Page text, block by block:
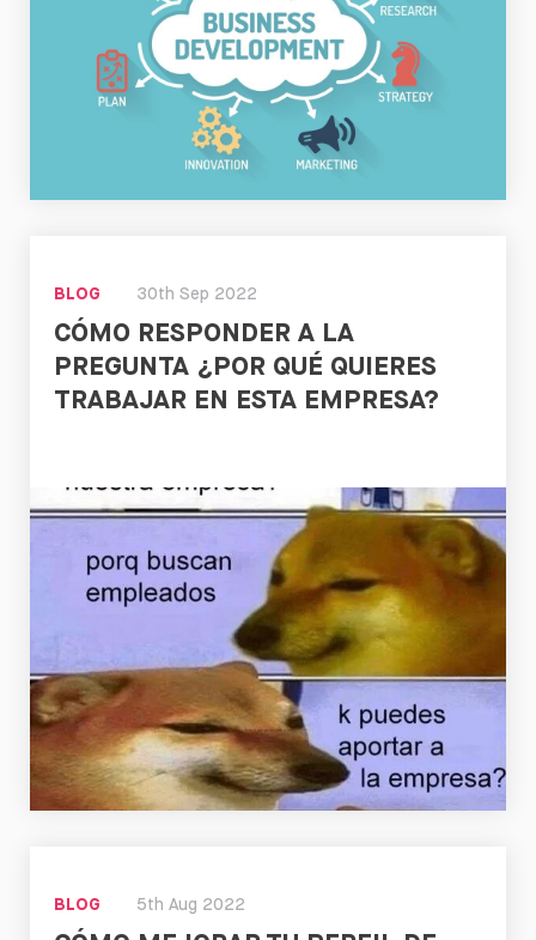
BLOG 30th Sep 2022
CÓMO RESPONDER A LA
PREGUNTA ¿POR QUÉ QUIERES
TRABAJAR EN ESTA EMPRESA?
BLOG 5th Aug 2022